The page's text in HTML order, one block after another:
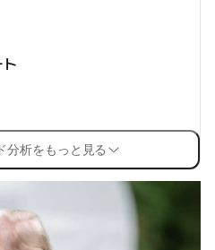
分析をもっと見る